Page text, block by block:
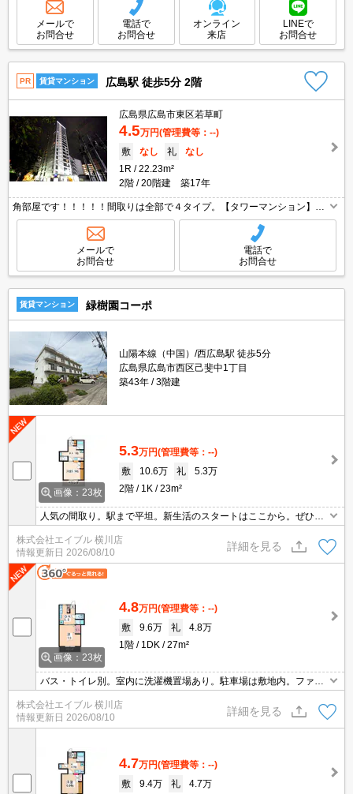
分圏内!。システムキッチン。浴室乾燥機付。
メールで
お問合せ
電話で
お問合せ
オンライン
来店
LINEで
お問合せ
PR 賃貸マンション 広島駅 徒歩5分 2階
広島県広島市東区若草町
4.5万円(管理費等：--)
敷
なし 礼
なし
1R
22.23m²
2階
20階建 築17年
角部屋です！！！！！間取りは全部で４タイプ。【タワーマンション】
【広島駅近隣】【防犯面◎】洗面独立、宅配ボックス、ネットラウンジ、
屋上展望スペース・・・魅力がいっぱい詰まった、きれいな築浅マンショ
メールで
お問合せ
電話で
お問合せ
賃貸マンション 緑樹園コーポ
山陽本線（中国）/西広島駅 徒歩5分
広島県広島市西区己斐中1丁目
築43年
3階建
画像：23枚
5.3万円(管理費等：--)
敷
10.6万 礼
5.3万
2階
1K 23m²
人気の間取り。駅まで平坦。新生活のスタートはここから。ぜひ一
度ご覧ください。物件写真付き。ぜひご覧下さい。是非ご来店下さ
い。お早めにご来店下さい。まずはご連絡を。内見可能。
株式会社エイブル 横川店
情報更新日 2026/08/10
詳細を見る
画像：23枚
4.8万円(管理費等：--)
敷
9.6万 礼
4.8万
1階
1DK 27m²
バス・トイレ別。室内に洗濯機置場あり。駐車場は敷地内。ファミ
株式会社エイブル 横川店
情報更新日 2026/08/10
詳細を見る
4.7万円(管理費等：--)
敷
9.4万 礼
4.7万